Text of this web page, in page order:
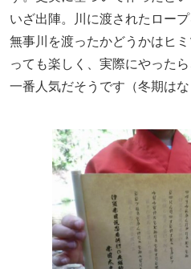
いざ出陣。川に渡されたロープ
無事川を渡ったかどうかはヒ
っても楽しく、実際にやった
一番人気だそうです（冬期は